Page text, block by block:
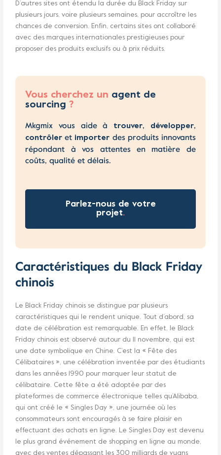
D’autres sites ont étendu la durée du Black Friday sur
plusieurs jours, voire plusieurs semaines, pour accroître les
chances de conversion. Enfin, certains sites ont collaboré
avec des marques internationales prestigieuses pour
proposer des produits exclusifs ou à prix réduits.
Vous cherchez un agent de
sourcing ?
Mkgmix vous aide à trouver, développer,
contrôler et importer des produits innovants
répondant à vos attentes en matière de
coûts, qualité et délais.
Parlez-nous de votre
projet.
Caractéristiques du Black Friday
chinois
Le Black Friday chinois se distingue par plusieurs
caractéristiques qui le rendent unique. Tout d’abord, sa
date de célébration est remarquable. En effet, le Black
Friday chinois est observé autour du 11 novembre, qui est
une date symbolique en Chine. C’est la « Fête des
Célibataires », une célébration inventée par des étudiants
dans les années 1990 pour marquer leur statut de
célibataire. Cette fête a été adoptée par des
plateformes de commerce électronique telles qu’Alibaba,
qui ont créé le « Singles Day », une journée où les
consommateurs sont encouragés à se faire plaisir en
effectuant des achats en ligne. Le Singles Day est devenu
le plus grand événement de shopping en ligne au monde,
avec des ventes dépassant les 300 milliards de yuans